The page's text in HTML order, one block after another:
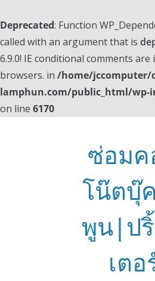
Deprecated: Function
called with an argument that is
6.9.0! IE conditional comments
browsers. in /home/jccomputer/
lamphun.com/public_html/wp-
on line 6170
ซ่อมค
โน๊ตบุ๊
พูน|ป
เตอ